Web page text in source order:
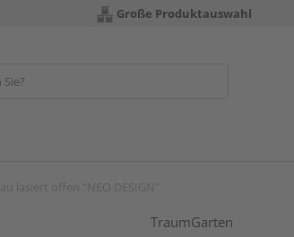
Große Produktauswahl
TraumGarten